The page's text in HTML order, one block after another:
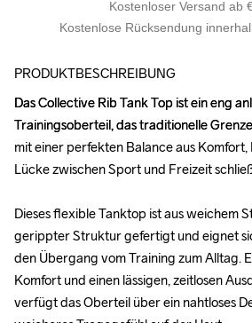
Kostenloser Versand ab
Kostenlose Rücksendung
PRODUKTBESCHREIBUNG
Das Collective Rib Tank Top ist ein eng
Trainingsoberteil, das traditionelle
mit einer perfekten Balance aus Komfort,
Lücke zwischen Sport und Freizeit
Dieses flexible Tanktop ist aus weichem
gerippter Struktur gefertigt und eignet
den Übergang vom Training zum Alltag.
Komfort und einen lässigen, zeitlosen
verfügt das Oberteil über ein nahtloses
Das Collective Rib Tank Top ist ein eng
Trainingsoberteil, das traditionelle
mit einer perfekten Balance aus Komfort,
Lücke zwischen Sport und Freizeit
Dieses flexible Tanktop ist aus weichem
gerippter Struktur gefertigt und eignet
den Übergang vom Training zum Alltag.
Komfort und einen lässigen, zeitlosen
verfügt das Oberteil über ein nahtloses